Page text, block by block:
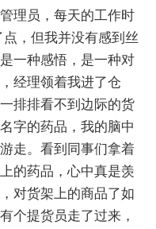
理员，每天的工作时
，但我并没有感到丝
一种感悟，是一种对
经理领着我进了仓
排排看不到边际的货
字的药品，我的脑中
走。看到同事们拿着
的药品，心中真是羡
对货架上的商品了如
个提货员走了过来，